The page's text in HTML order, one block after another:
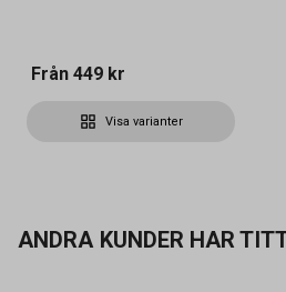
Från 449 kr
Visa varianter
ANDRA KUNDER HAR